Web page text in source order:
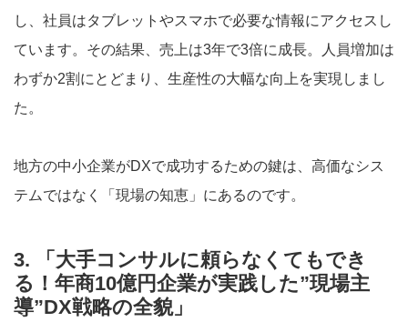
し、社員はタブレットやスマホで必要な情報にアクセスし
ています。その結果、売上は3年で3倍に成長。人員増加は
わずか2割にとどまり、生産性の大幅な向上を実現しまし
た。
地方の中小企業がDXで成功するための鍵は、高価なシス
テムではなく「現場の知恵」にあるのです。
3. 「大手コンサルに頼らなくてもでき
る！年商10億円企業が実践した”現場主
導”DX戦略の全貌」